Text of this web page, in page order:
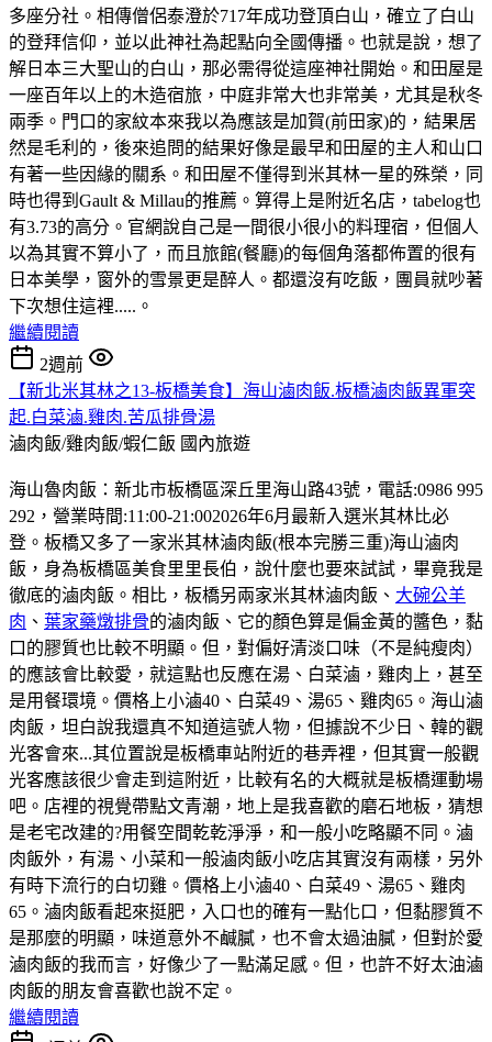
多座分社。相傳僧侶泰澄於717年成功登頂白山，確立了白山
的登拜信仰，並以此神社為起點向全國傳播。也就是說，想了
解日本三大聖山的白山，那必需得從這座神社開始。和田屋是
一座百年以上的木造宿旅，中庭非常大也非常美，尤其是秋冬
兩季。門口的家紋本來我以為應該是加賀(前田家)的，結果居
然是毛利的，後來追問的結果好像是最早和田屋的主人和山口
有著一些因緣的關系。和田屋不僅得到米其林一星的殊榮，同
時也得到Gault & Millau的推薦。算得上是附近名店，tabelog也
有3.73的高分。官網說自己是一間很小很小的料理宿，但個人
以為其實不算小了，而且旅館(餐廳)的每個角落都佈置的很有
日本美學，窗外的雪景更是醉人。都還沒有吃飯，團員就吵著
下次想住這裡.....。
繼續閱讀
2週前
【新北米其林之13-板橋美食】海山滷肉飯.板橋滷肉飯異軍突
起.白菜滷.雞肉.苦瓜排骨湯
滷肉飯/雞肉飯/蝦仁飯 國內旅遊
海山魯肉飯：新北市板橋區深丘里海山路43號，電話:0986 995
292，營業時間:11:00-21:002026年6月最新入選米其林比必
登。板橋又多了一家米其林滷肉飯(根本完勝三重)海山滷肉
飯，身為板橋區美食里里長伯，說什麼也要來試試，畢竟我是
徹底的滷肉飯。相比，板橋另兩家米其林滷肉飯、 大碗公羊
肉 、 葉家藥燉排骨的滷肉飯、它的顏色算是偏金黃的醬色，黏
口的膠質也比較不明顯。但，對偏好清淡口味（不是純瘦肉）
的應該會比較愛，就這點也反應在湯、白菜滷，雞肉上，甚至
是用餐環境。價格上小滷40、白菜49、湯65、雞肉65。海山滷
肉飯，坦白說我還真不知道這號人物，但據說不少日、韓的觀
光客會來...其位置說是板橋車站附近的巷弄裡，但其實一般觀
光客應該很少會走到這附近，比較有名的大概就是板橋運動場
吧。店裡的視覺帶點文青潮，地上是我喜歡的磨石地板，猜想
是老宅改建的?用餐空間乾乾淨淨，和一般小吃略顯不同。滷
肉飯外，有湯、小菜和一般滷肉飯小吃店其實沒有兩樣，另外
有時下流行的白切雞。價格上小滷40、白菜49、湯65、雞肉
65。滷肉飯看起來挺肥，入口也的確有一點化口，但黏膠質不
是那麼的明顯，味道意外不鹹膩，也不會太過油膩，但對於愛
滷肉飯的我而言，好像少了一點滿足感。但，也許不好太油滷
肉飯的朋友會喜歡也說不定。
繼續閱讀